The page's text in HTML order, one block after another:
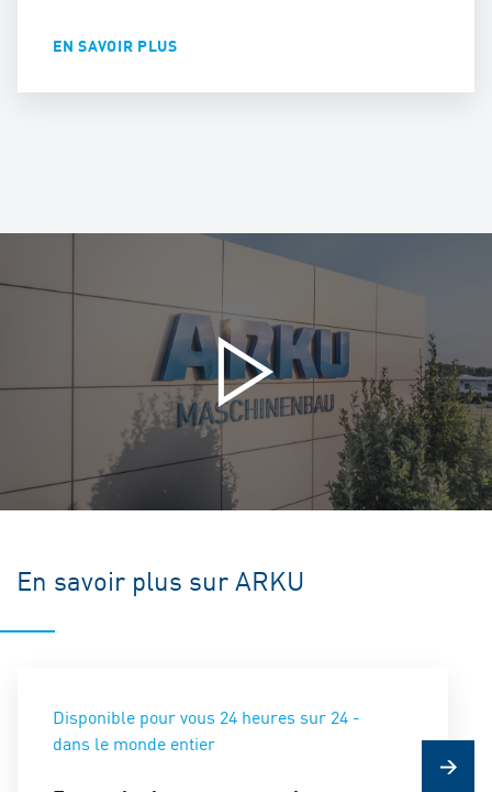
EN SAVOIR PLUS
En savoir plus sur ARKU
Disponible pour vous 24 heures sur 24 -
dans le monde entier